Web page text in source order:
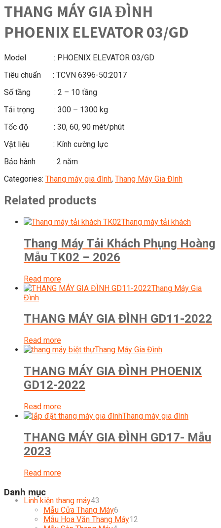
THANG MÁY GIA ĐÌNH
PHOENIX ELEVATOR 03/GD
Model : PHOENIX ELEVATOR 03/GD
Tiêu chuẩn : TCVN 6396-50:2017
Số tầng : 2 – 10 tầng
Tải trọng : 300 – 1300 kg
Tốc độ : 30, 60, 90 mét/phút
Vật liệu : Kính cường lực
Bảo hành : 2 năm
Categories: Thang máy gia đình, Thang Máy Gia Đình
Related products
Thang máy tải khách
Thang Máy Tải Khách Phụng Hoàng
Mẫu TK02 – 2026
Read more
Thang Máy Gia
Đình
THANG MÁY GIA ĐÌNH GD11-2022
Read more
Thang Máy Gia Đình
THANG MÁY GIA ĐÌNH PHOENIX
GD12-2022
Read more
Thang máy gia đình
THANG MÁY GIA ĐÌNH GD17- Mẫu
2023
Read more
Danh mục
Linh kiện thang máy43
products
Mẫu Cửa Thang Máy6
products
Mẫu Hoa Văn Thang Máy12